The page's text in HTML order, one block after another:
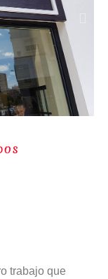
trabajo que